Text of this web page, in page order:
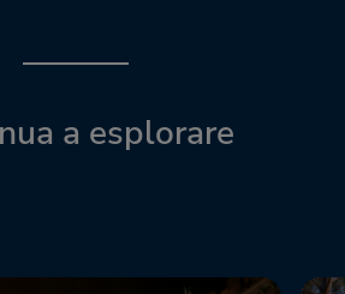
a esplorare